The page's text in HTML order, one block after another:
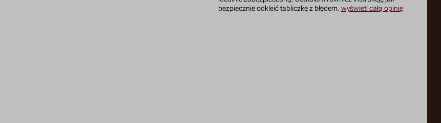
bezpiecznie odkleić tabliczkę z błędem.wyświetl całą opinię